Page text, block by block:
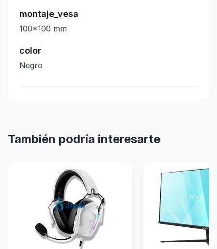
montaje_vesa
100x100 mm
color
Negro
También podría interesarte